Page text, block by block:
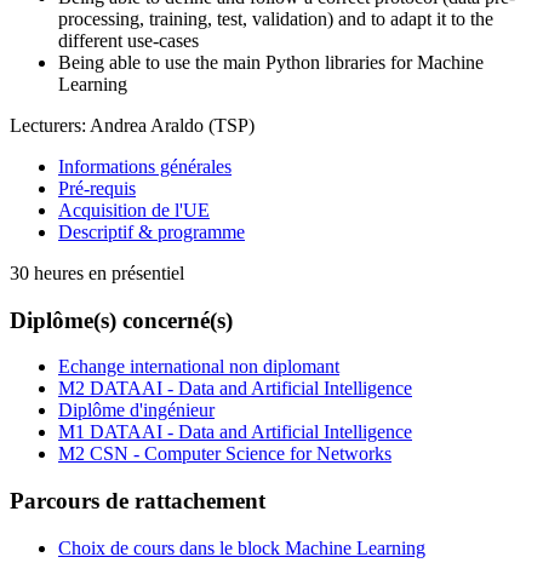
processing, training, test, validation) and to adapt it to the
different use-cases
Being able to use the main Python libraries for Machine
Learning
Lecturers: Andrea Araldo (TSP)
Informations générales
Pré-requis
Acquisition de l'UE
Descriptif & programme
30 heures en présentiel
Diplôme(s) concerné(s)
Echange international non diplomant
M2 DATAAI - Data and Artificial Intelligence
Diplôme d'ingénieur
M1 DATAAI - Data and Artificial Intelligence
M2 CSN - Computer Science for Networks
Parcours de rattachement
Choix de cours dans le block Machine Learning